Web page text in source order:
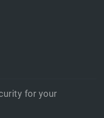
for your